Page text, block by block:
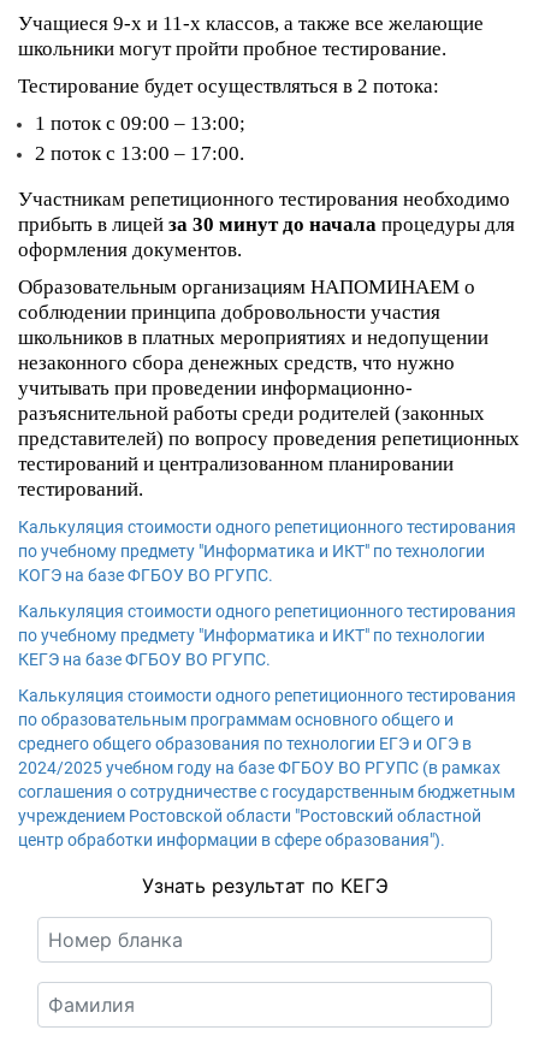
Учащиеся 9-х и 11-х классов, а также все желающие
школьники могут пройти пробное тестирование.
Тестирование будет осуществляться в 2 потока:
1 поток с 09:00 – 13:00;
2 поток с 13:00 – 17:00.
Участникам репетиционного тестирования необходимо
прибыть в лицей за 30 минут до начала процедуры для
оформления документов.
Образовательным организациям НАПОМИНАЕМ о
соблюдении принципа добровольности участия
школьников в платных мероприятиях и недопущении
незаконного сбора денежных средств, что нужно
учитывать при проведении информационно-
разъяснительной работы среди родителей (законных
представителей) по вопросу проведения репетиционных
тестирований и централизованном планировании
тестирований.
Калькуляция стоимости одного репетиционного тестирования
по учебному предмету "Информатика и ИКТ" по технологии
КОГЭ на базе ФГБОУ ВО РГУПС.
Калькуляция стоимости одного репетиционного тестирования
по учебному предмету "Информатика и ИКТ" по технологии
КЕГЭ на базе ФГБОУ ВО РГУПС.
Калькуляция стоимости одного репетиционного тестирования
по образовательным программам основного общего и
среднего общего образования по технологии ЕГЭ и ОГЭ в
2024/2025 учебном году на базе ФГБОУ ВО РГУПС (в рамках
соглашения о сотрудничестве с государственным бюджетным
учреждением Ростовской области "Ростовский областной
центр обработки информации в сфере образования").